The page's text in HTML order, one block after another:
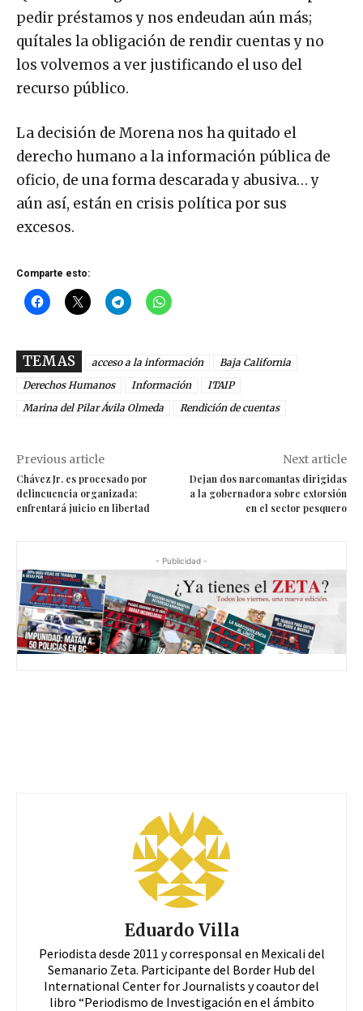
pedir préstamos y nos endeudan aún más;
quítales la obligación de rendir cuentas y no
los volvemos a ver justificando el uso del
recurso público.
La decisión de Morena nos ha quitado el
derecho humano a la información pública de
oficio, de una forma descarada y abusiva… y
aún así, están en crisis política por sus
TEMAS acceso a la información
Información
Marina del Pilar Ávila Olmeda
Rendición de cuentas
Previous article
delincuencia organizada;
enfrentará juicio en libertad
Next article
a la gobernadora sobre extorsión
en el sector pesquero
Eduardo Villa
Periodista desde 2011 y corresponsal en Mexicali del
Semanario Zeta. Participante del Border Hub del
International Center for Journalists y coautor del
libro “Periodismo de Investigación en el ámbito